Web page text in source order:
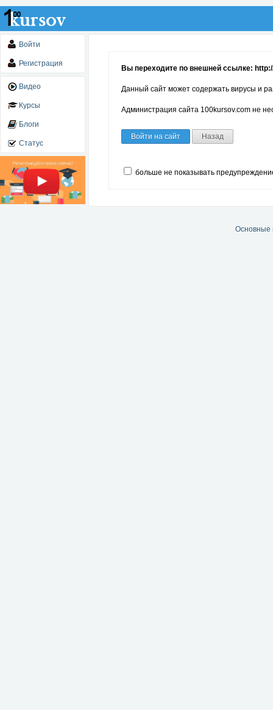
Войти
Регистрация
Видео
Курсы
Блоги
Статус
Вы переходите по внешней ссылке:
Данный сайт может содержать вирусы и
Администрация сайта 100kursov.com не
Войти на сайт Назад
больше не показывать
Основные